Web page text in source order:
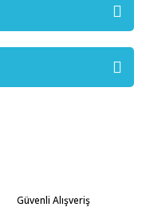
Güvenli Alışveriş